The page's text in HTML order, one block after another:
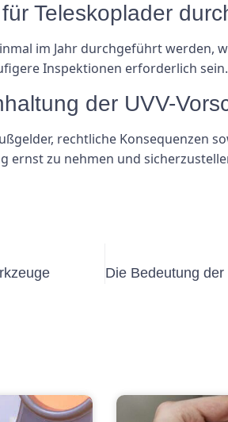
Teleskoplader
im Jahr durchgeführt werden,
Inspektionen erforderlich sein.
der UVV-
rechtliche Konsequenzen
ernst zu nehmen und